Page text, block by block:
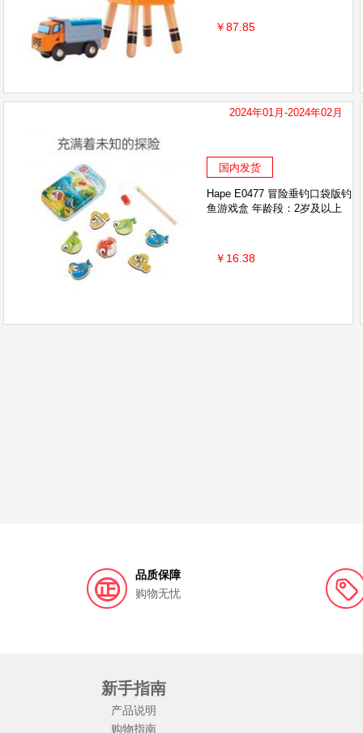
￥87.85
2024年01月-2024年02月
国内发货
Hape E0477 冒险垂钓口袋版钓
鱼游戏盒 年龄段：2岁及以上
￥16.38
品质保障
购物无忧
新手指南
产品说明
购物指南